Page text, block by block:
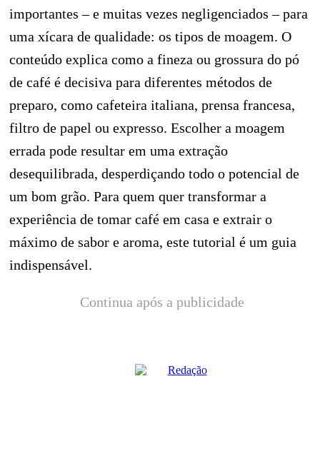
importantes – e muitas vezes negligenciados – para
uma xícara de qualidade: os tipos de moagem. O
conteúdo explica como a fineza ou grossura do pó
de café é decisiva para diferentes métodos de
preparo, como cafeteira italiana, prensa francesa,
filtro de papel ou expresso. Escolher a moagem
errada pode resultar em uma extração
desequilibrada, desperdiçando todo o potencial de
um bom grão. Para quem quer transformar a
experiência de tomar café em casa e extrair o
máximo de sabor e aroma, este tutorial é um guia
indispensável.
Continua após a publicidade